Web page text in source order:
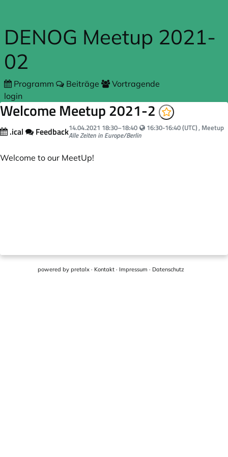
DENOG Meetup 2021-
02
Programm Beiträge
Vortragende
login
Welcome Meetup 2021-2
.ical Feedback14.04.2021 18:30–18:40 Your local time:
16:30-16:40 (UTC), Meetup
Alle Zeiten in Europe/Berlin
Welcome to our MeetUp!
powered by pretalx · Kontakt · Impressum · Datenschutz